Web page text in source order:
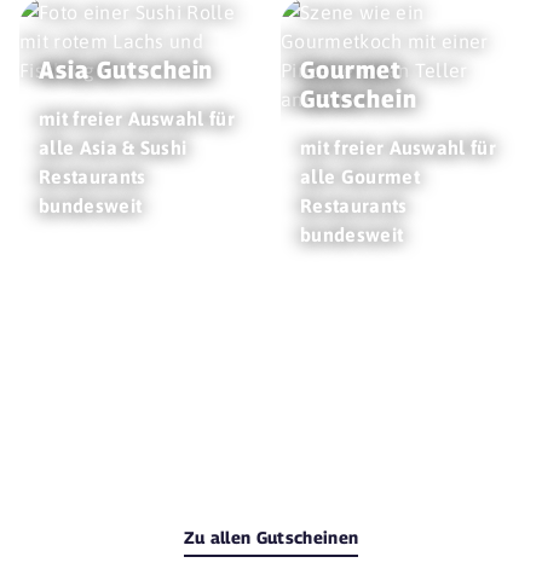
Asia Gutschein
mit freier Auswahl für
alle Asia & Sushi
Restaurants
bundesweit
Gourmet
Gutschein
mit freier Auswahl für
alle Gourmet
Restaurants
bundesweit
Zu allen Gutscheinen